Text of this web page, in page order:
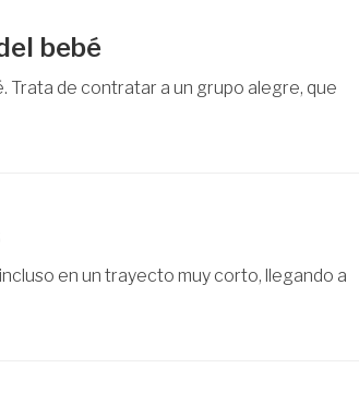
bebé
Trata de contratar a un grupo alegre, que
en un trayecto muy corto, llegando a